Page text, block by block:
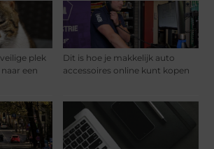
plek
een
Dit is hoe je makkelijk auto
accessoires online kunt kopen